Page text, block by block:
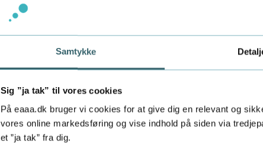
Samtykke
Sig ”ja tak” til vores cookies
På eaaa.dk bruger vi cookies for at give dig en relevant og
vores online markedsføring og vise indhold på siden via
et ”ja tak” fra dig.
2014
2013